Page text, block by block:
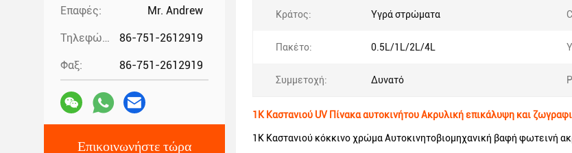
Επαφές: Mr. Andrew
Τηλεφώνημα: 86-751-2612919
Φαξ: 86-751-2612919
Επικοινωνήστε τώρα
Κράτος: Υγρά στρώματα
Πακέτο: 0.5L/1L/2L/4L
Συμμετοχή: Δυνατό
1K Καστανιού UV Πίνακα αυτοκινήτου Ακρυλική επικάλυψη και
1K Καστανιού κόκκινο χρώμα Αυτοκινητοβιομηχανική βαφή φωτεινή